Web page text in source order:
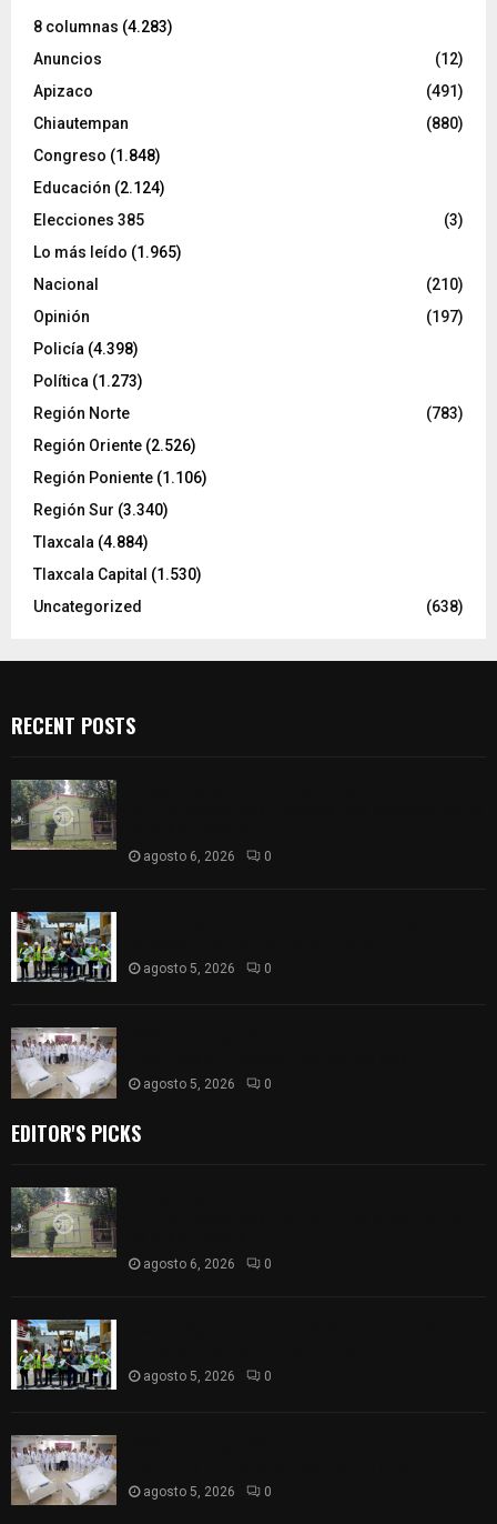
8 columnas (4.283)
Anuncios
(12)
Apizaco
(491)
Chiautempan
(880)
Congreso (1.848)
Educación (2.124)
Elecciones 385
(3)
Lo más leído (1.965)
Nacional
(210)
Opinión
(197)
Policía (4.398)
Política (1.273)
Región Norte
(783)
Región Oriente (2.526)
Región Poniente (1.106)
Región Sur (3.340)
Tlaxcala (4.884)
Tlaxcala Capital (1.530)
Uncategorized
(638)
RECENT POSTS
agosto 6, 2026 0
agosto 5, 2026 0
agosto 5, 2026 0
EDITOR'S PICKS
agosto 6, 2026 0
agosto 5, 2026 0
agosto 5, 2026 0